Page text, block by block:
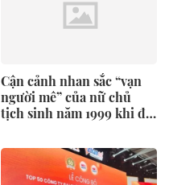
Cận cảnh nhan sắc “vạn
người mê” của nữ chủ
tịch sinh năm 1999 khi đi